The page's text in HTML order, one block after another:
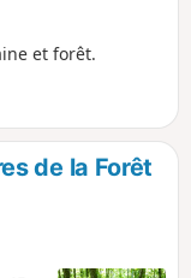
et forêt.
de la Forêt